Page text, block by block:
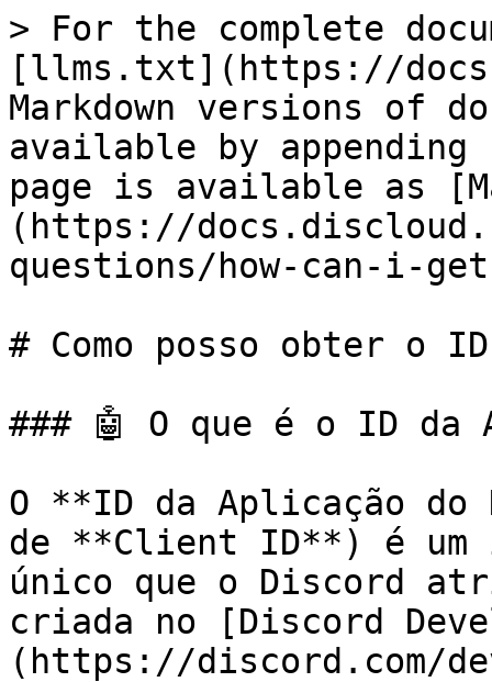
> For the complete
[llms.txt](https://
Markdown versions of
available by
page is available as
(https://
questions/how-can-i-
# Como posso obter o
### 🤖 O que é o ID da
O **ID da Aplicação do
de **Client ID**) é um
único que o Discord
criada no [Discord
(https://discord.com/